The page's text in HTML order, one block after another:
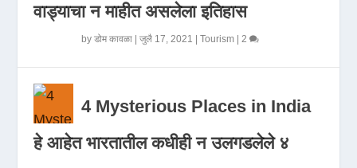
वाड्याचा न माहीत असलेला इतिहास
byडोम कावळा |जुलै 17, 2021 |Tourism | 2
4 Mysterious Places in India
हे आहेत भारतातील कधीही न उलगडलेले ४